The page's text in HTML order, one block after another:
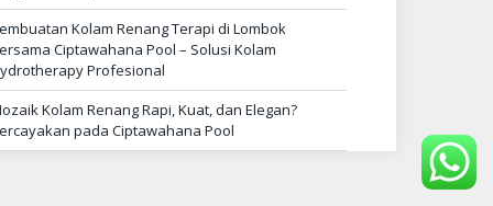
Kolam Renang Terapi di Lombok
Ciptawahana Pool – Solusi Kolam
Profesional
Kolam Renang Rapi, Kuat, dan Elegan?
pada Ciptawahana Pool